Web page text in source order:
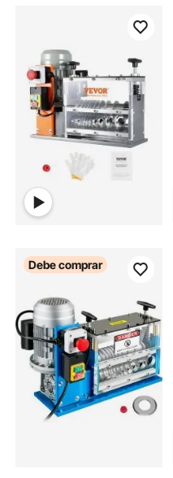
Debe comprar